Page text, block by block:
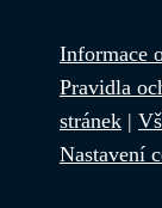
Informace
Pravidla
stránek |
Nastavení